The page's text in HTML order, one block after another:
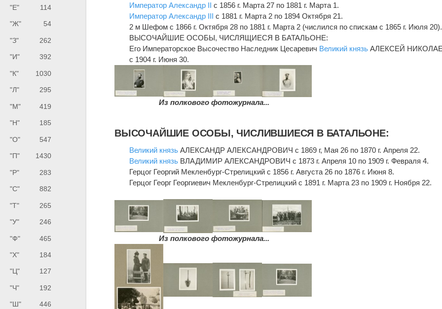
"Е" 114
"Ж" 54
"З" 262
"И" 392
"К" 1030
"Л" 295
"М" 419
"Н" 185
"О" 547
"П" 1430
"Р" 283
"С" 882
"Т" 265
"У" 246
"Ф" 465
"Х" 184
"Ц" 127
"Ч" 192
"Ш" 446
Император Александр II с 1856 г. Марта 27 по 1881 г. Марта 1.
Император Александр III с 1881 г. Марта 2 по 1894 Октября 21.
2 м Шефом с 1866 г. Октября 28 по 1881 г. Марта 2 (числился по спискам с 1865 г. Июля 20).
ВЫСОЧАЙШИЕ ОСОБЫ, ЧИСЛЯЩИЕСЯ В БАТАЛЬОНЕ:
Его Императорское Высочество Наследник Цесаревич Великий князь АЛЕКСЕЙ
с 1904 г. Июня 30.
Из полкового фотожурнала...
ВЫСОЧАЙШИЕ ОСОБЫ, ЧИСЛИВШИЕСЯ В БАТАЛЬОНЕ:
Великий князь АЛЕКСАНДР АЛЕКСАНДРОВИЧ с 1869 г, Мая 26 по 1870 г. Апреля 22.
Великий князь ВЛАДИМИР АЛЕКСАНДРОВИЧ с 1873 г. Апреля 10 по 1909 г. Февраля 4.
Герцог Георгий Мекленбург-Стрелицкий с 1856 г. Августа 26 по 1876 г. Июня 8.
Герцог Георг Георгиевич Мекленбург-Стрелицкий с 1891 г. Марта 23 по 1909 г. Ноября 22.
Из полкового фотожурнала...